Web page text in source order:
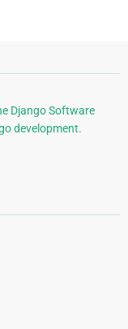
Django Software
development.